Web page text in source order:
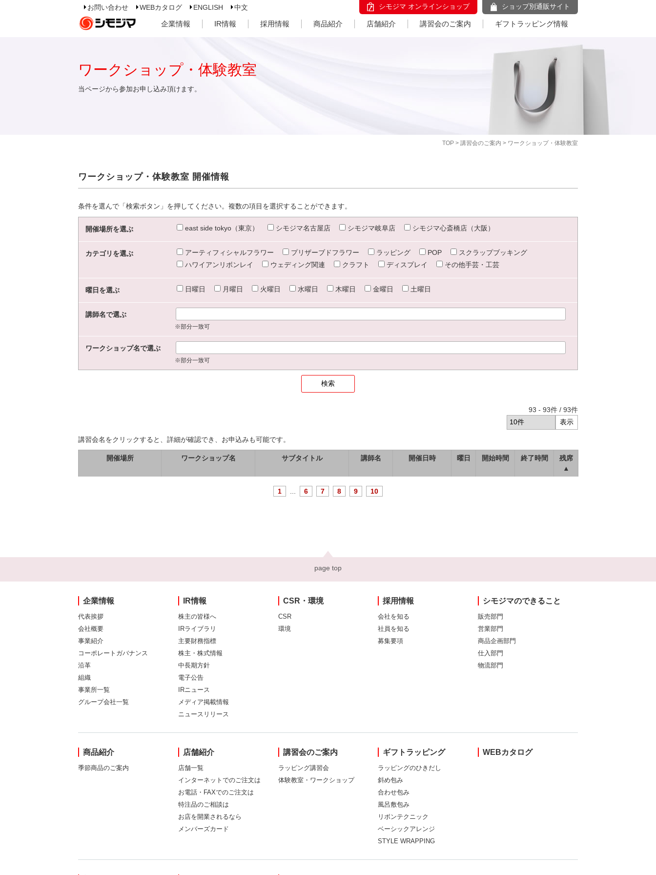
お問い合わせ WEBカタログ ENGLISH 中文 シモジマ オンラインショップ ショップ別通販サイト
企業情報 IR情報 採用情報 商品紹介 店舗紹介 講習会のご案内 ギフトラッピング情報
TOP > 講習会のご案内 > ワークショップ・体験教室
ワークショップ・体験教室
当ページから参加お申し込み頂けます。
ワークショップ・体験教室 開催情報
条件を選んで「検索ボタン」を押してください。複数の項目を選択することができます。
開催場所を選ぶ east side tokyo（東京） シモジマ名古屋店 シモジマ岐阜店 シモジマ心斎橋店（大阪）
カテゴリを選ぶ アーティフィシャルフラワー プリザーブドフラワー ラッピング POP
スクラップブッキング
ハワイアンリボンレイ
ウェディング関連 クラフト ディスプレイ その他手芸・工芸
曜日を選ぶ 日曜日 月曜日 火曜日 水曜日 木曜日 金曜日 土曜日
講師名で選ぶ
※部分一致可
ワークショップ名で選ぶ
※部分一致可
93 - 93件 / 93件
講習会名をクリックすると、詳細が確認でき、お申込みも可能です。
開催場所 ワークショップ名 サブタイトル 講師名 開催日時 曜日 開始時間 終了時間
残席
▲
1 6 7 8 9 10
page top
企業情報
代表挨拶
会社概要
事業紹介
コーポレートガバナンス
沿革
組織
事業所一覧
グループ会社一覧
IR情報
株主の皆様へ
IRライブラリ
主要財務指標
株主・株式情報
中長期方針
電子公告
IRニュース
メディア掲載情報
ニュースリリース
CSR・環境
CSR
環境
採用情報
会社を知る
社員を知る
募集要項
シモジマのできること
販売部門
営業部門
商品企画部門
仕入部門
物流部門
商品紹介
季節商品のご案内
店舗紹介
店舗一覧
インターネットでのご注文は
お電話・FAXでのご注文は
特注品のご相談は
お店を開業されるなら
メンバーズカード
講習会のご案内
ラッピング講習会
体験教室・ワークショップ
ギフトラッピング
ラッピングのひきだし
斜め包み
合わせ包み
風呂敷包み
リボンテクニック
ベーシックアレンジ
STYLE WRAPPING
WEBカタログ